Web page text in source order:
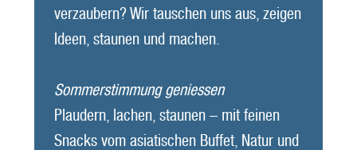
verzaubern? Wir tauschen uns aus, zeigen
Ideen, staunen und machen.
Sommerstimmung geniessen
Plaudern, lachen, staunen – mit feinen
Snacks vom asiatischen Buffet, Natur und